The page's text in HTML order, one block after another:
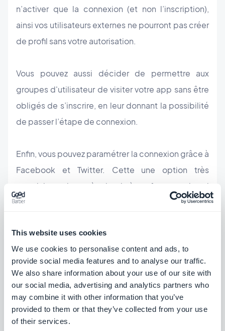
This website uses cookies
We use cookies to personalise content and ads, to
provide social media features and to analyse our traffic.
We also share information about your use of our site with
our social media, advertising and analytics partners who
may combine it with other information that you’ve
provided to them or that they’ve collected from your use
of their services.
n’activer que la connexion (et non l’inscription),
ainsi vos utilisateurs externes ne pourront pas créer
de profil sans votre autorisation.
Vous pouvez aussi décider de permettre aux
groupes d'utilisateur de visiter votre app sans être
obligés de s’inscrire, en leur donnant la possibilité
de passer l’étape de connexion.
Enfin, vous pouvez paramétrer la connexion grâce à
Facebook et Twitter. Cette une option très
populaire, qui est très simple à configurer mais qui
sera très appréciée par vos utilisateurs.